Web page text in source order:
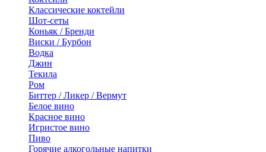
Классические коктейли
Шот-сеты
Коньяк / Бренди
Виски / Бурбон
Водка
Джин
Текила
Ром
Биттер / Ликер / Вермут
Белое вино
Красное вино
Игристое вино
Пиво
Горячие алкогольные напитки